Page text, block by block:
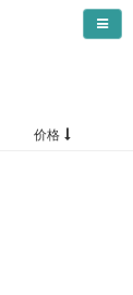
导航
价格